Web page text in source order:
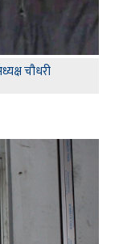
चौधरी